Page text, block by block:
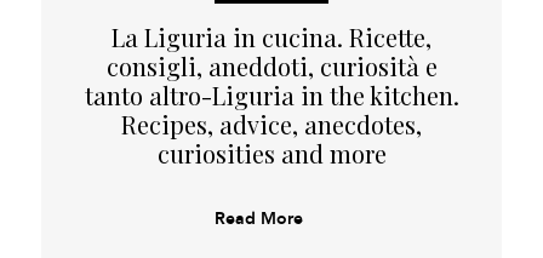
La Liguria in cucina. Ricette,
consigli, aneddoti, curiosità e
tanto altro-Liguria in the kitchen.
Recipes, advice, anecdotes,
curiosities and more
Read More